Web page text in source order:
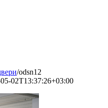
/odsn12
02T13:37:26+03:00